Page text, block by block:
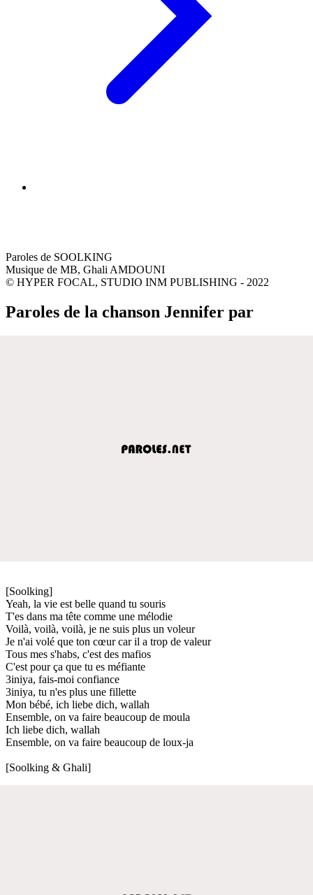
Paroles de SOOLKING
Musique de MB, Ghali AMDOUNI
© HYPER FOCAL, STUDIO INM PUBLISHING - 2022
Paroles de la chanson Jennifer par
[Soolking]
Yeah, la vie est belle quand tu souris
T'es dans ma tête comme une mélodie
Voilà, voilà, voilà, je ne suis plus un voleur
Je n'ai volé que ton cœur car il a trop de valeur
Tous mes s'habs, c'est des mafios
C'est pour ça que tu es méfiante
3iniya, fais-moi confiance
3iniya, tu n'es plus une fillette
Mon bébé, ich liebe dich, wallah
Ensemble, on va faire beaucoup de moula
Ich liebe dich, wallah
Ensemble, on va faire beaucoup de loux-ja
[Soolking & Ghali]